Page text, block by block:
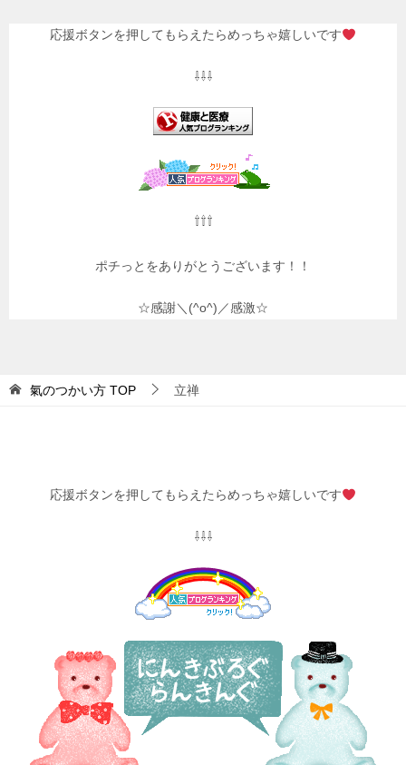
応援ボタンを押してもらえたらめっちゃ嬉しいです
⇩⇩⇩
⇧⇧⇧
ポチっとをありがとうございます！！
☆感謝＼(^o^)／感激☆
氣のつかい方 TOP 立禅
応援ボタンを押してもらえたらめっちゃ嬉しいです
⇩⇩⇩